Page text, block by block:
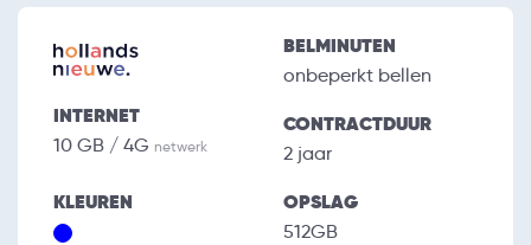
INTERNET
10 GB / 4G netwerk
BELMINUTEN
onbeperkt bellen
CONTRACTDUUR
2 jaar
KLEUREN OPSLAG
512GB